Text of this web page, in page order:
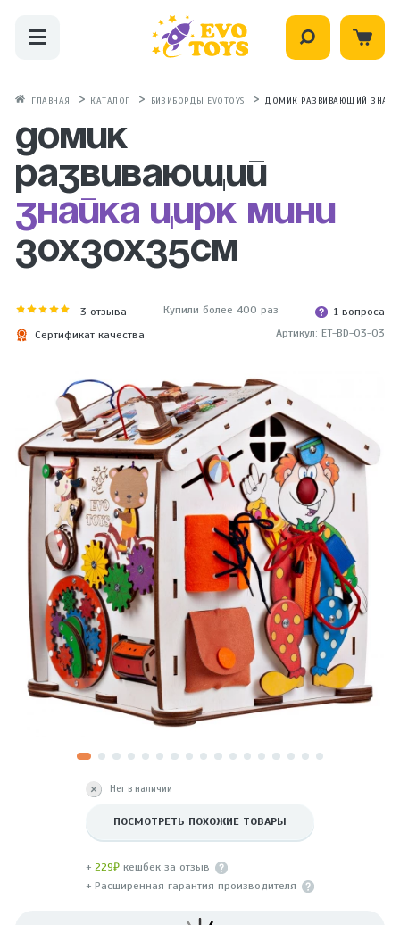
ГЛАВНАЯ КАТАЛОГ БИЗИБОРДЫ EVOTOYS ДОМИК РАЗВИВАЮЩИЙ
Домик
развивающий
Знайка Цирк Мини
30х30х35см
3 отзыва Купили более 400 раз
1 вопроса
Сертификат качества
Артикул: ET-BD-03-03
Нет в наличии
ПОСМОТРЕТЬ ПОХОЖИЕ ТОВАРЫ
+229₽ кешбек за отзыв
+ Расширенная гарантия производителя